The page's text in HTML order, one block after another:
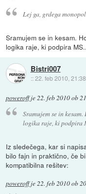
Lej ga, grdega
Sramujem se in kesam.
logika raje, ki podpira
Bistri007
::22. feb 2010, 21:38
poweroffje22. feb 2010 ob
Sramujem se in
logika raje, ki podpira
Iz sledečega, kar si
bilo fajn in praktično, če
kompatibilna rešitev:
poweroffje22. feb 2010 ob